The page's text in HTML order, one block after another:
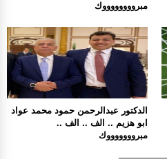
مبرووووووووك
الدكتور عبدالرحمن حمود محمد عواد
ابو هزيم .. الف .. الف ..
مبروووووووك